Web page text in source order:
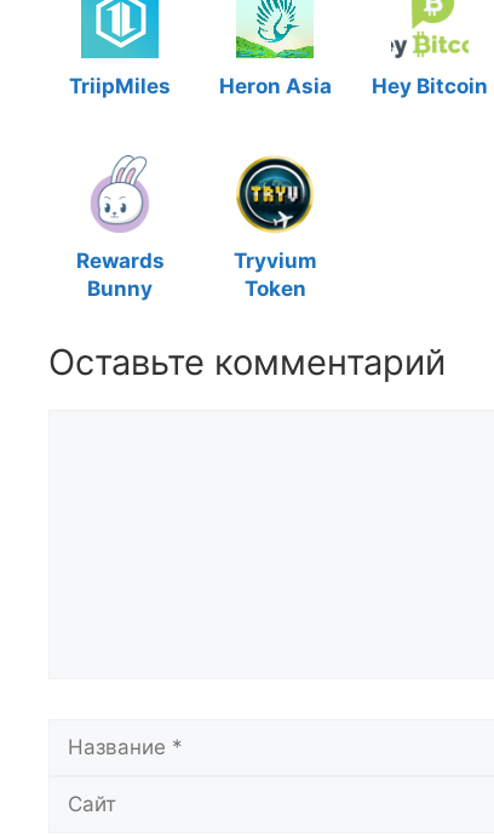
TriipMiles Heron Asia Hey Bitcoin
Rewards
Bunny
Tryvium
Token
Оставьте комментарий